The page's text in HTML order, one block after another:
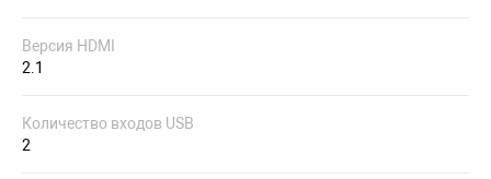
Версия HDMI
2.1
Количество входов USB
2